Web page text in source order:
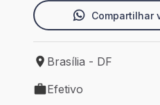
Compartilhar
Local de trabalho:
Brasília - DF
Tipo de vaga: Efetivo
Efetivo